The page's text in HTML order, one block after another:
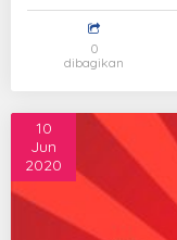
0
dibagikan
10
Jun
2020